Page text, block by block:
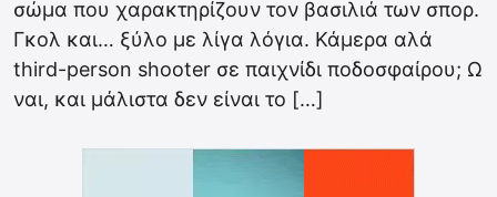
σώμα που χαρακτηρίζουν τον βασιλιά των σπορ.
Γκολ και… ξύλο με λίγα λόγια. Κάμερα αλά
third-person shooter σε παιχνίδι ποδοσφαίρου; Ω
ναι, και μάλιστα δεν είναι το […]